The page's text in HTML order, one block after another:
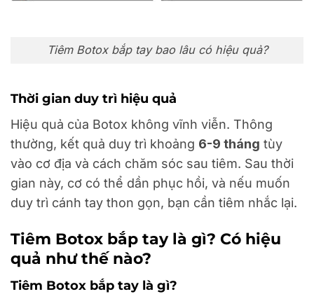
Tiêm Botox bắp tay bao lâu có hiệu quả?
Thời gian duy trì hiệu quả
Hiệu quả của Botox không vĩnh viễn. Thông
thường, kết quả duy trì khoảng 6-9 tháng tùy
vào cơ địa và cách chăm sóc sau tiêm. Sau thời
gian này, cơ có thể dần phục hồi, và nếu muốn
duy trì cánh tay thon gọn, bạn cần tiêm nhắc lại.
Tiêm Botox bắp tay là gì? Có hiệu
quả như thế nào?
Tiêm Botox bắp tay là gì?